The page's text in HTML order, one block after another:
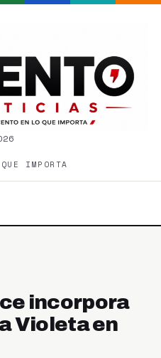
IMPORTA
incorpora
Violeta en